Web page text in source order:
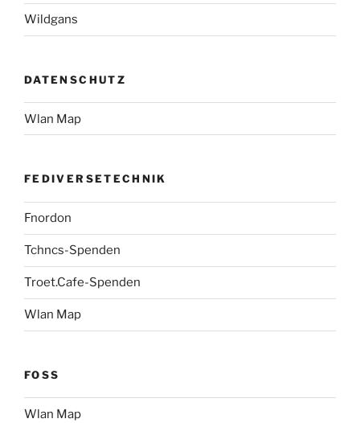
Wildgans
DATENSCHUTZ
Wlan Map
FEDIVERSETECHNIK
Fnordon
Tchncs-Spenden
Troet.Cafe-Spenden
Wlan Map
FOSS
Wlan Map